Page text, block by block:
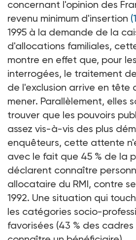
concernant l'opinion des
revenu minimum d'insertion
1995 à la demande de la
d'allocations familiales,
montre en effet que, pour
interrogées, le traitement
de l'exclusion arrive en tête
mener. Parallèlement, elles
trouver que les pouvoirs
assez vis-à-vis des plus
enquêteurs, cette attente
avec le fait que 45 % de la
déclarent connaître
allocataire du RMI, contre
1992. Une situation qui
les catégories socio-
favorisées (43 % des